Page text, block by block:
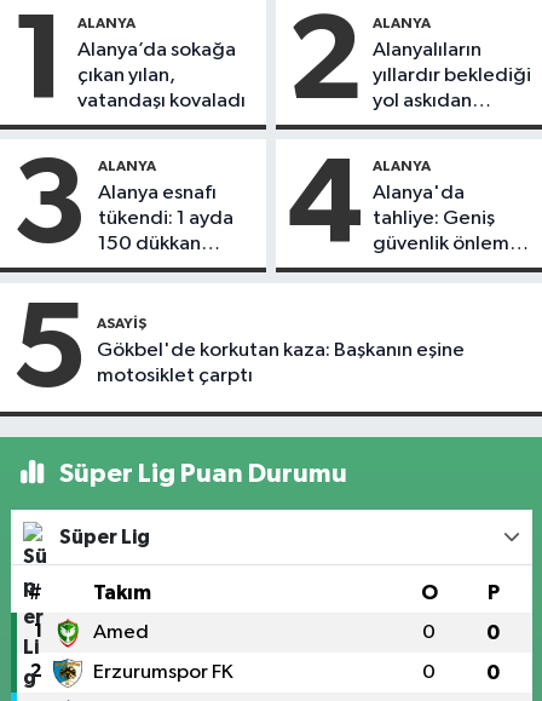
1 ALANYA
Alanya’da sokağa
çıkan yılan,
vatandaşı kovaladı
2 ALANYA
Alanyalıların
yıllardır beklediği
yol askıdan
döndü
3 ALANYA
Alanya esnafı
tükendi: 1 ayda
150 dükkan
kapandı
4 ALANYA
Alanya'da
tahliye: Geniş
güvenlik önlemi
alındı
5 ASAYIŞ
Gökbel'de korkutan kaza: Başkanın eşine
motosiklet çarptı
Süper Lig Puan Durumu
Süper Lig
# Takım O P
1 Amed 0 0
2 Erzurumspor FK 0 0